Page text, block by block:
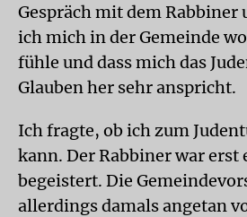
Gespräch mit dem Rabbiner
ich mich in der Gemeinde
fühle und dass mich das
Glauben her sehr anspricht.
Ich fragte, ob ich zum
kann. Der Rabbiner war
begeistert. Die
allerdings damals angetan